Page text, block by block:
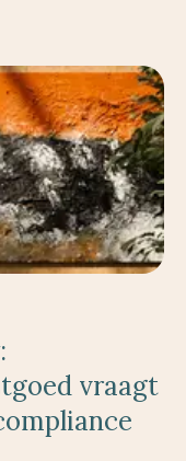
vraagt